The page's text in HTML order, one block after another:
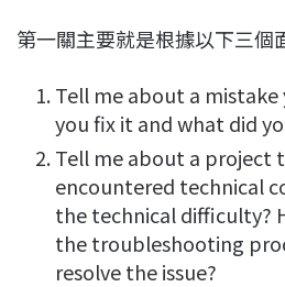
第一關主要就是根據以下三個
Tell me about a mistake
you fix it and what did
Tell me about a project
encountered technical
the technical difficulty?
the troubleshooting
resolve the issue?